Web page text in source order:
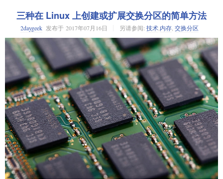
三种在 Linux 上创建或扩展交换分区的简单方法
2daygeek 发布于 2017年07月16日 另请参阅: 技术 内存 交换分区